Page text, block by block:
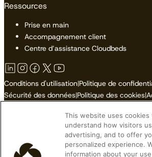
Ressources
Prise en main
Accompagnement client
Centre d’assistance Cloudbeds
Conditions d'utilisation|Politique de
Sécurité des données|Politique des cookies|
Ne pas vendre ni partager mes informations
This website uses
understand how visitors
advertising, and to offer
personalized experience.
information about your